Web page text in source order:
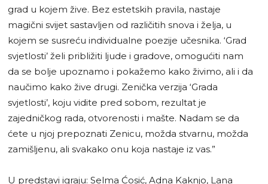
grad u kojem žive. Bez estetskih pravila, nastaje
magični svijet sastavljen od različitih snova i želja, u
kojem se susreću individualne poezije učesnika. ‘Grad
svjetlosti’ želi približiti ljude i gradove, omogućiti nam
da se bolje upoznamo i pokažemo kako živimo, ali i da
naučimo kako žive drugi. Zenička verzija ‘Grada
svjetlosti’, koju vidite pred sobom, rezultat je
zajedničkog rada, otvorenosti i mašte. Nadam se da
ćete u njoj prepoznati Zenicu, možda stvarnu, možda
zamišljenu, ali svakako onu koja nastaje iz vas.”
U predstavi igraju: Selma Ćosić, Adna Kaknjo, Lana